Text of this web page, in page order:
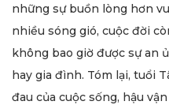
những sự buồn lòng hơn
nhiều sóng gió, cuộc đời
không bao giờ được sự an
hay gia đình. Tóm lại, tuổi
đau của cuộc sống, hậu